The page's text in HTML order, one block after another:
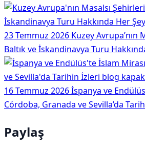
23 Temmuz 2026 Kuzey Avrupa’nın
Baltık ve İskandinavya Turu
16 Temmuz 2026İspanya ve
Córdoba, Granada ve Sevilla’da
Paylaş